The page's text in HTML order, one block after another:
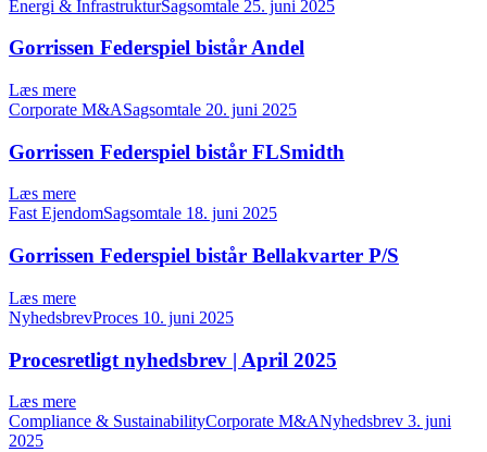
Energi & InfrastrukturSagsomtale 25. juni 2025
Gorrissen Federspiel bistår Andel
Læs mere
Corporate M&ASagsomtale 20. juni 2025
Gorrissen Federspiel bistår FLSmidth
Læs mere
Fast EjendomSagsomtale 18. juni 2025
Gorrissen Federspiel bistår Bellakvarter P/S
Læs mere
NyhedsbrevProces 10. juni 2025
Procesretligt nyhedsbrev | April 2025
Læs mere
Compliance & SustainabilityCorporate M&ANyhedsbrev 3. juni
2025